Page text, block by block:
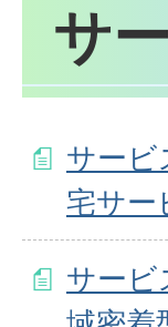
サ
サービ
宅サー
サービ